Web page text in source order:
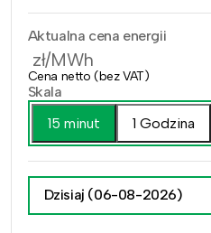
Aktualna cena energii
zł/MWh
Cena netto (bez VAT)
Skala
15 minut
1 Godzina
Dzisiaj (06-08-2026)